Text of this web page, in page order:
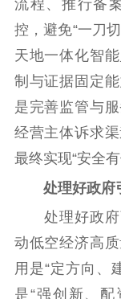
文明创建
思想政治教育
精品出版
流程、推行备
控，避免“一刀
天地一体化智
制与证据固定
是完善监管与
经营主体诉求
最终实现“安全
处理好政府
处理好政府
动低空经济高
用是“定方向、
是“强创新、